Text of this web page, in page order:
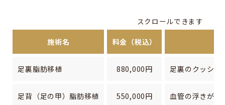
スクロールできます
施術名 料金（税込）
足裏脂肪移植 880,000円 足裏のクッショ
足背（足の甲）脂肪移植 550,000円 血管の浮きが目